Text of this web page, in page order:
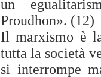
un
Proudhon». (12)
Il marxismo è
tutta la società
si interrompe